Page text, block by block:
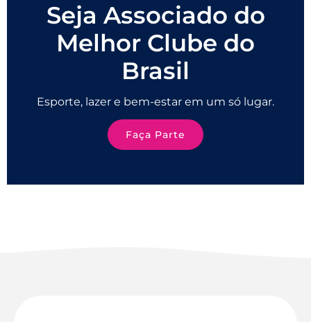
Seja Associado do
Melhor Clube do
Brasil
Esporte, lazer e bem-estar em um só lugar.
Faça Parte